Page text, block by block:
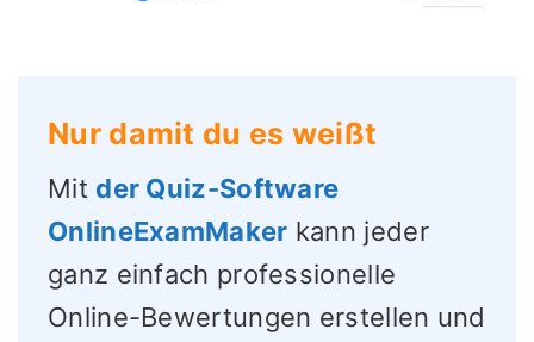
Nur damit du es weißt
Mit der Quiz-Software
OnlineExamMaker kann jeder
ganz einfach professionelle
Online-Bewertungen erstellen und